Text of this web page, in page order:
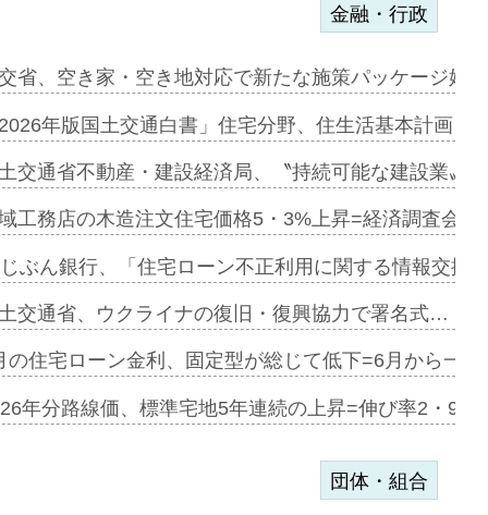
サー契約…
起用…
ミーレキ…
も城南エ…
合型の賃…
ンカフェ…
協業=お互…
コリビング…
金融・行政
省、空き家・空き地対応で新たな施策パッケージ始
年版国土交通白書」住宅分野、住生活基本計画を
交通省不動産・建設経済局、〝持続可能な建設業〟
工務店の木造注文住宅価格5・3%上昇=経済調査会
ぶん銀行、「住宅ローン不正利用に関する情報交換
交通省、ウクライナの復旧・復興協力で署名式…
の住宅ローン金利、固定型が総じて低下=6月から一
年分路線価、標準宅地5年連続の上昇=伸び率2・
団体・組合